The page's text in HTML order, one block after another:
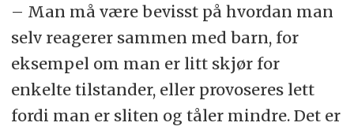
– Man må være bevisst på hvordan man
selv reagerer sammen med barn, for
eksempel om man er litt skjør for
enkelte tilstander, eller provoseres lett
fordi man er sliten og tåler mindre. Det er